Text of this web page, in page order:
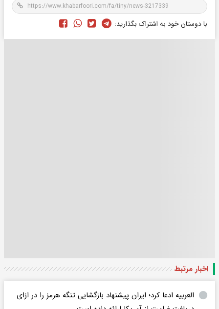
با دوستان خود به اشتراک بگذارید:
اخبار مرتبط
العربیه ادعا کرد؛ ایران پیشنهاد بازگشایی تنگه هرمز را در ازای